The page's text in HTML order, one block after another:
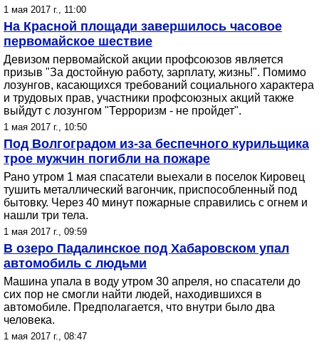
1 мая 2017 г., 11:00
На Красной площади завершилось часовое
первомайское шествие
Девизом первомайской акции профсоюзов является
призыв "За достойную работу, зарплату, жизнь!". Помимо
лозунгов, касающихся требований социального характера
и трудовых прав, участники профсоюзных акций также
выйдут с лозунгом "Терроризм - не пройдет".
1 мая 2017 г., 10:50
Под Волгоградом из-за беспечного курильщика
трое мужчин погибли на пожаре
Рано утром 1 мая спасатели выехали в поселок Кировец
тушить металлический вагончик, приспособленный под
бытовку. Через 40 минут пожарные справились с огнем и
нашли три тела.
1 мая 2017 г., 09:59
В озеро Падалинское под Хабаровском упал
автомобиль с людьми
Машина упала в воду утром 30 апреля, но спасатели до
сих пор не смогли найти людей, находившихся в
автомобиле. Предполагается, что внутри было два
человека.
1 мая 2017 г., 08:47